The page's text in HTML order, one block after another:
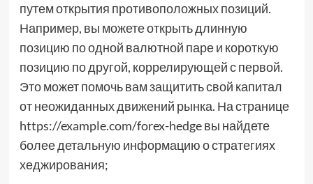
путем открытия противоположных позиций.
Например, вы можете открыть длинную
позицию по одной валютной паре и короткую
позицию по другой, коррелирующей с первой.
Это может помочь вам защитить свой капитал
от неожиданных движений рынка. На странице
https://example.com/forex-hedge вы найдете
более детальную информацию о стратегиях
хеджирования;